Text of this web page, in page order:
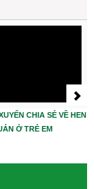
CHIA SẺ VỀ HEN
Ở TRẺ EM